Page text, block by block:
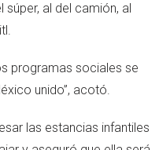
súper, al del camión, al
programas sociales se
unido”, acotó.
las estancias infantiles